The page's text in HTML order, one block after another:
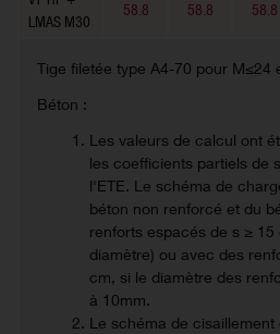
LMAS M30
58.8 58.8 58.8
Tige filetée type A4-70 pour M≤24
Béton :
Les valeurs de calcul ont
les coefficients partiels de
l'ETE. Le schéma de
béton non renforcé et du
renforts espacés de s ≥ 15
diamètre) ou avec des
cm, si le diamètre des
à 10mm.
Le schéma de